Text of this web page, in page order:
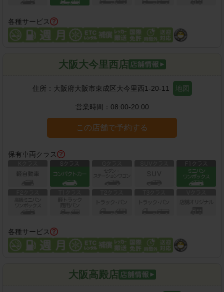
各種サービス
大阪大今里西店
住所： 大阪府大阪市東成区大今里西1-20-11 地図
営業時間： 08:00-20:00
この店舗で予約する
保有車両クラス
各種サービス
大阪高殿店